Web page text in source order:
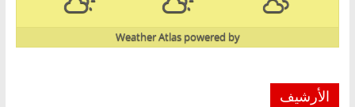
powered by
Weather Atlas
الأرشيف